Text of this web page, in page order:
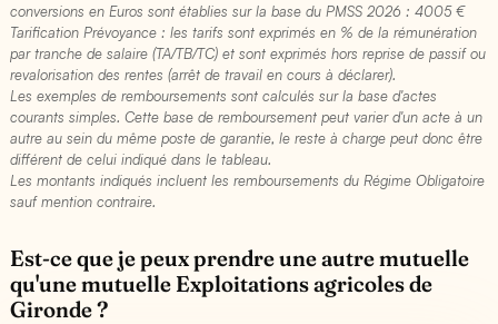
conversions en Euros sont établies sur la base du PMSS 2026 : 4005 €​
Tarification Prévoyance : les tarifs sont exprimés en % de la rémunération
par tranche de salaire (TA/TB/TC) et sont exprimés hors reprise de passif ou
revalorisation des rentes (arrêt de travail en cours à déclarer).
Les exemples de remboursements sont calculés sur la base d'actes
courants simples. Cette base de remboursement peut varier d'un acte à un
autre au sein du même poste de garantie, le reste à charge peut donc être
différent de celui indiqué dans le tableau.
Les montants indiqués incluent les remboursements du Régime Obligatoire
sauf mention contraire.
Est-ce que je peux prendre une autre mutuelle
qu'une mutuelle Exploitations agricoles de
Gironde ?